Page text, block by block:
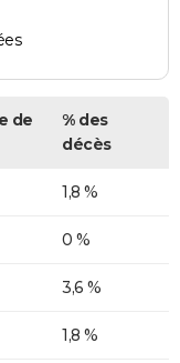
de
% des
décès
1,8 %
0 %
3,6 %
1,8 %